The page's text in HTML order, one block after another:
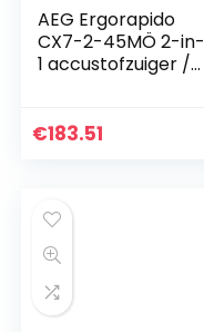
AEG Ergorapido
CX7-2-45MÖ 2-in-
1 accustofzuiger /
tot 45 min
€183.51